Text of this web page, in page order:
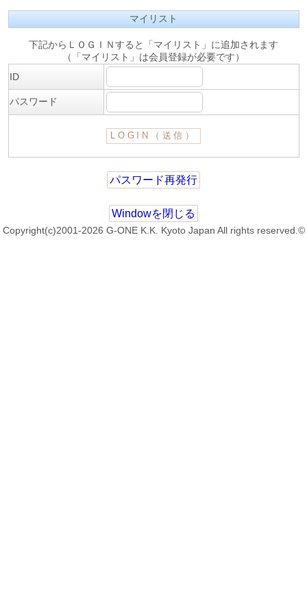
マイリスト
下記からＬＯＧＩＮすると「マイリスト」に追加されます
（「マイリスト」は会員登録が必要です）
ID
パスワード
パスワード再発行
Windowを閉じる
Copyright(c)2001-2026 G-ONE K.K. Kyoto Japan All rights reserved.©